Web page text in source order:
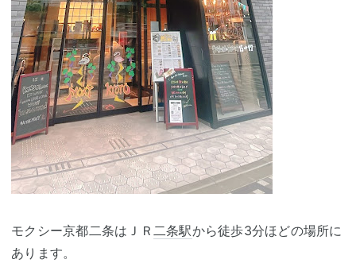
モクシー京都二条はＪＲ 二条駅から徒歩3分ほどの場所に
あります。